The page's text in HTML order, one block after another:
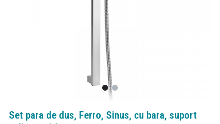
Set para de dus, Ferro, Sinus, cu bara, suport